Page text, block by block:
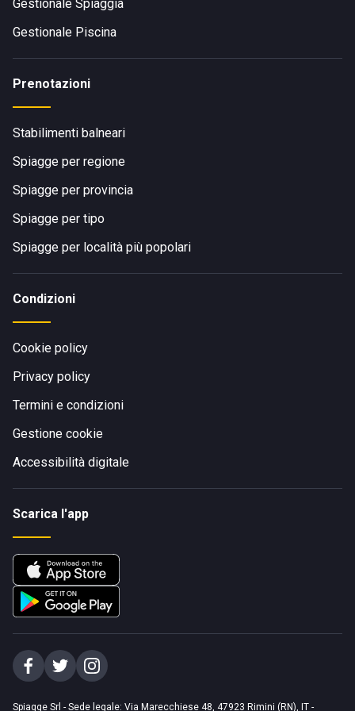
Gestionale Spiaggia
Gestionale Piscina
Prenotazioni
Stabilimenti balneari
Spiagge per regione
Spiagge per provincia
Spiagge per tipo
Spiagge per località più popolari
Condizioni
Cookie policy
Privacy policy
Termini e condizioni
Gestione cookie
Accessibilità digitale
Scarica l'app
Spiagge Srl - Sede legale: Via Marecchiese 48, 47923 Rimini (RN), IT -